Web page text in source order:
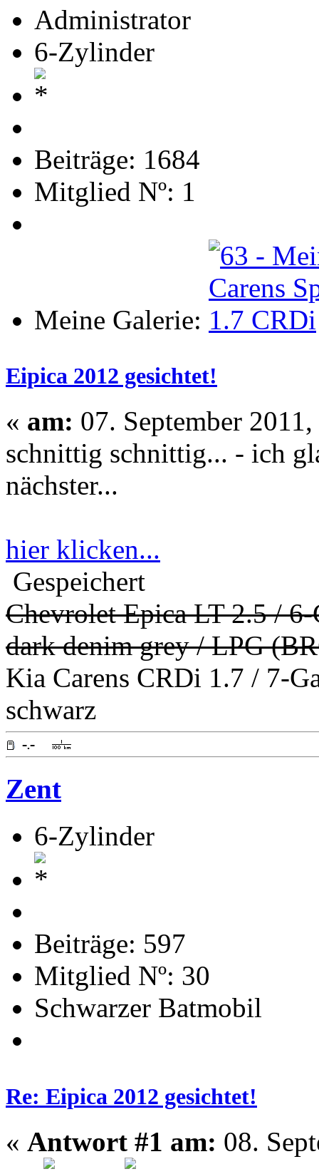
Administrator
6-Zylinder
Beiträge: 1684
Mitglied Nº: 1
Meine Galerie:
Eipica 2012 gesichtet!
« am: 07. September
schnittig schnittig... - ich
nächster...
hier klicken...
Gespeichert
Chevrolet Epica LT 2.5 /
dark denim grey / LPG
Kia Carens CRDi 1.7 / 7-
schwarz
Zent
6-Zylinder
Beiträge: 597
Mitglied Nº: 30
Schwarzer Batmobil
Re: Eipica 2012 gesichtet!
« Antwort #1 am: 08.